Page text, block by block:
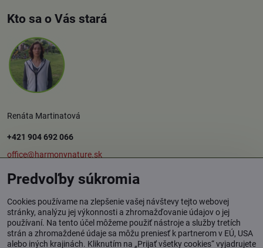
Kto sa o Vás stará
Renáta Martinatová
+421 904 692 066
office@harmonynature.sk
O spoločnosti
Harmony Nature s.r.o.
Štúrova 37, 949 01 Nitra
Predvoľby súkromia
Cookies používame na zlepšenie vašej návštevy tejto webovej
stránky, analýzu jej výkonnosti a zhromažďovanie údajov o jej
používaní. Na tento účel môžeme použiť nástroje a služby tretích
strán a zhromaždené údaje sa môžu preniesť k partnerom v EÚ, USA
alebo iných krajinách. Kliknutím na „Prijať všetky cookies“ vyjadrujete